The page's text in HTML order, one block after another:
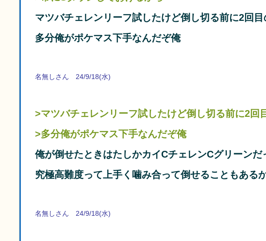
マツバチェレンリーフ試したけど倒し切る前に2回
多分俺がポケマス下手なんだぞ俺
名無しさん 24/9/18(水)
>マツバチェレンリーフ試したけど倒し切る前に2回
>多分俺がポケマス下手なんだぞ俺
俺が倒せたときはたしかカイCチェレンCグリーンだ
究極高難度って上手く噛み合って倒せることもある
名無しさん 24/9/18(水)